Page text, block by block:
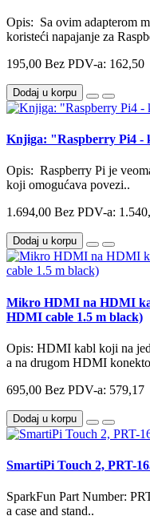
Opis: Sa ovim adapterom
koristeći napajanje za
195,00 Bez PDV-a: 162,50
Dodaj u korpu
Knjiga: "Raspberry Pi4 -
Opis: Raspberry Pi je
koji omogućava povezi..
1.694,00 Bez PDV-a:
Dodaj u korpu
Mikro HDMI na HDMI
HDMI cable 1.5 m black)
Opis: HDMI kabl koji na
a na drugom HDMI
695,00 Bez PDV-a: 579,17
Dodaj u korpu
SmartiPi Touch 2, PRT-
SparkFun Part Number:
a case and stand..